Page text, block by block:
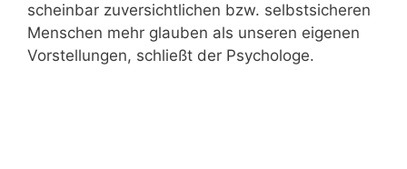
scheinbar zuversichtlichen bzw. selbstsicheren
Menschen mehr glauben als unseren eigenen
Vorstellungen, schließt der Psychologe.